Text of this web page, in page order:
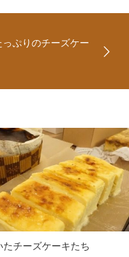
ぷりのチーズケー
たチーズケーキたち